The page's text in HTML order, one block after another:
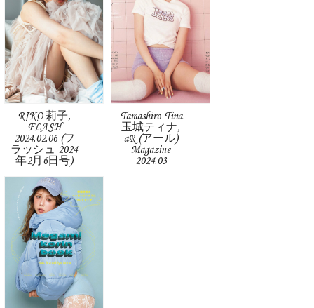
RIKO 莉子,
FLASH
2024.02.06 (フ
ラッシュ 2024
年2月6日号)
Tamashiro Tina
玉城ティナ,
aR (アール)
Magazine
2024.03